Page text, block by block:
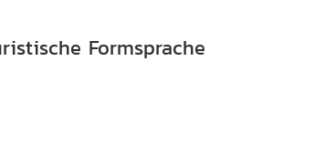
Formsprache